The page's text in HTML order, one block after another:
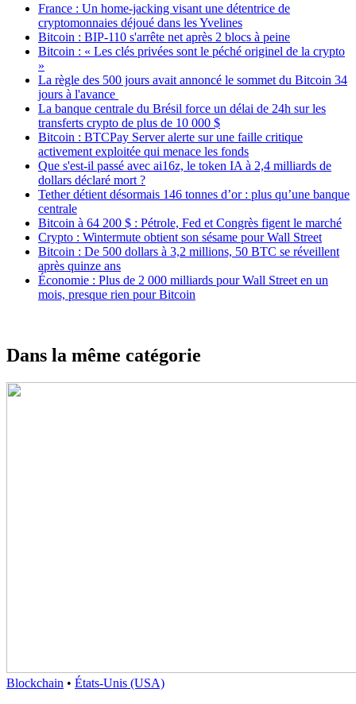
France : Un home-jacking visant une détentrice de
cryptomonnaies déjoué dans les Yvelines
Bitcoin : BIP-110 s'arrête net après 2 blocs à peine
Bitcoin : « Les clés privées sont le péché originel de la crypto
»
La règle des 500 jours avait annoncé le sommet du Bitcoin 34
jours à l'avance
La banque centrale du Brésil force un délai de 24h sur les
transferts crypto de plus de 10 000 $
Bitcoin : BTCPay Server alerte sur une faille critique
activement exploitée qui menace les fonds
Que s'est-il passé avec ai16z, le token IA à 2,4 milliards de
dollars déclaré mort ?
Tether détient désormais 146 tonnes d’or : plus qu’une banque
centrale
Bitcoin à 64 200 $ : Pétrole, Fed et Congrès figent le marché
Crypto : Wintermute obtient son sésame pour Wall Street
Bitcoin : De 500 dollars à 3,2 millions, 50 BTC se réveillent
après quinze ans
Économie : Plus de 2 000 milliards pour Wall Street en un
mois, presque rien pour Bitcoin
Dans la même catégorie
Blockchain • États-Unis (USA)